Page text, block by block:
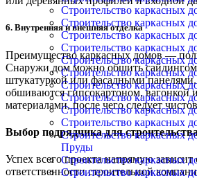
Строительство каркасных
Строительство каркасных
Строительство каркасных
Строительство каркасных
Строительство каркасных
Строительство каркасных
Строительство каркасных
Строительство каркасных
Строительство каркасных
Строительство каркасных
Строительство каркасных
Пруды
Строительство каркасных
Строительство каркасных
6. Внутренняя и внешняя отделка
Преимущество каркасных домов —
Снаружи дом можно обшить
штукатуркой или фасадными
обшиваются гипсокартоном, вагонкой
материалами, после чего следует
Выбор подрядчика для
Успех всего проекта напрямую
ответственности строительной